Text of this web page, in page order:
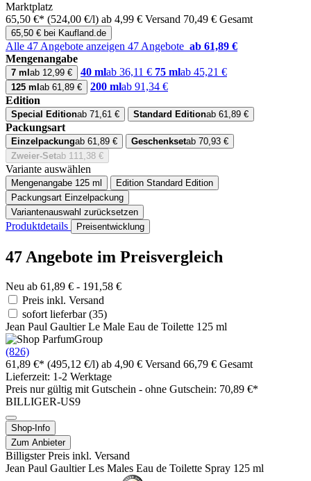
Marktplatz
65,50 €* (524,00 €/l) ab 4,99 € Versand 70,49 € Gesamt
65,50 € bei Kaufland.de
Alle 47 Angebote anzeigen 47 Angebote ab 61,89 €
Mengenangabe
7 ml ab 12,99 € 40 mlab 36,11 € 75 mlab 45,21 €
125 ml ab 61,89 € 200 mlab 91,34 €
Edition
Special Editionab 71,61 € Standard Editionab 61,89 €
Packungsart
Einzelpackungab 61,89 € Geschenksetab 70,93 €
Zweier-Setab 111,38 €
Variante auswählen
Mengenangabe 125 ml Edition Standard Edition
Packungsart Einzelpackung
Variantenauswahl zurücksetzen
Produktdetails Preisentwicklung
47 Angebote im Preisvergleich
Neu ab 61,89 € - 191,58 €
Preis inkl. Versand
sofort lieferbar(35)
Jean Paul Gaultier Le Male Eau de Toilette 125 ml
(826)
61,89 €* (495,12 €/l) ab 4,90 € Versand 66,79 € Gesamt
Lieferzeit: 1-2 Werktage
Preis nur gültig mit Gutschein - ohne Gutschein: 70,89 €*
BILLIGER-US9
Shop-Info
Zum Anbieter
Billigster Preis inkl. Versand
Jean Paul Gaultier Les Males Eau de Toilette Spray 125 ml